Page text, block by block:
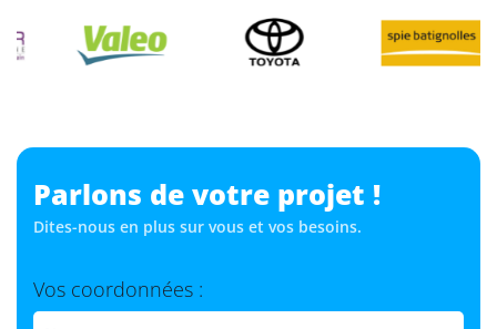
Parlons de votre projet !
Dites-nous en plus sur vous et vos besoins.
Vos coordonnées :